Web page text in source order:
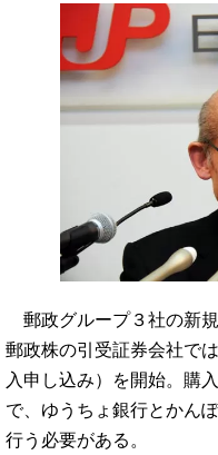
郵政グループ３社の新
郵政株の引受証券会社で
入申し込み）を開始。購
で、ゆうちょ銀行とかん
行う必要がある。